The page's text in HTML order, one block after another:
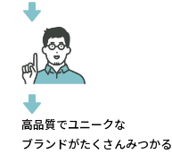
高品質でユニークな
ブランドがたくさんみつかる